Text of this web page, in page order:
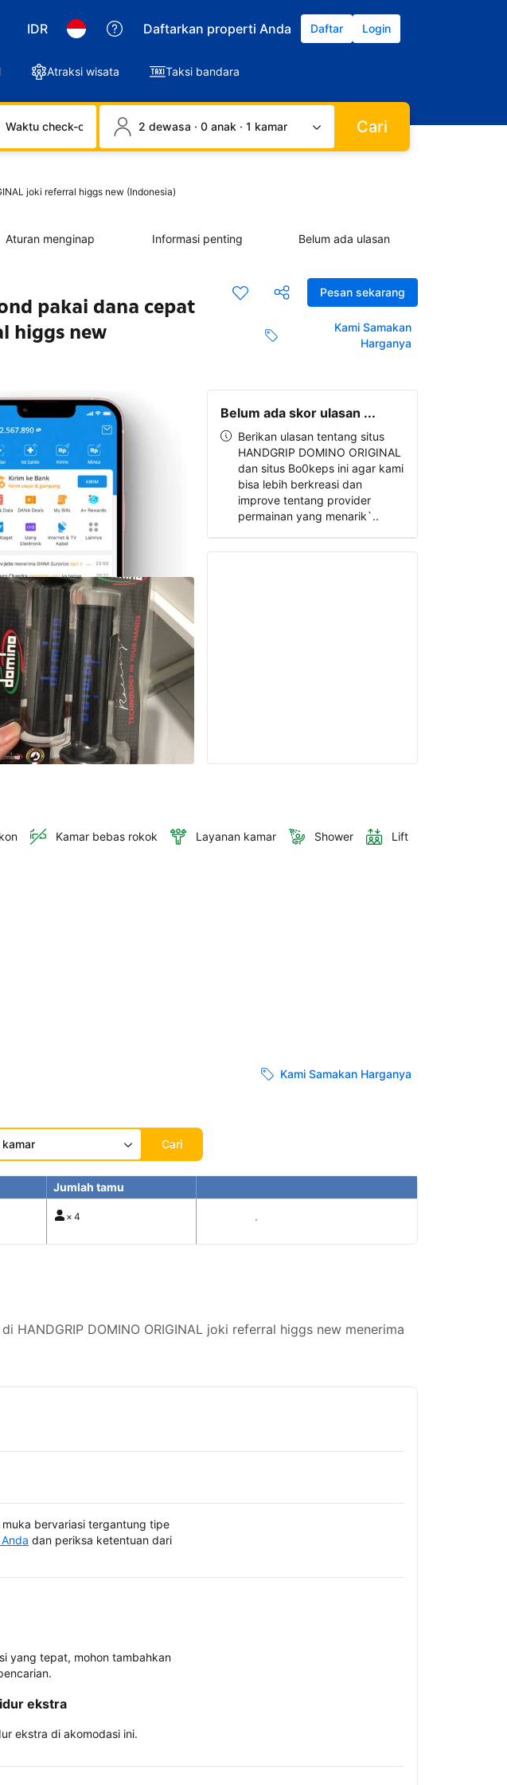
IDR Daftarkan properti Anda Daftar Login
Atraksi wisata Taksi bandara
Waktu check-out 2 dewasa · 0 anak · 1 kamar Cari
joki referral higgs new (Indonesia)
Aturan menginap Informasi penting Belum ada ulasan
Pesan sekarang
Kami Samakan
Harganya
pakai dana cepat
higgs new
Belum ada skor ulasan ...
Berikan ulasan tentang situs
HANDGRIP DOMINO ORIGINAL
dan situs Bo0keps ini agar kami
bisa lebih berkreasi dan
improve tentang provider
permainan yang menarik`..
Kamar bebas rokok Layanan kamar Shower Lift
Kami Samakan Harganya
kamar Cari
Jumlah tamu
× 4 Tampilkan harga
DOMINO ORIGINAL joki referral higgs new menerima
bervariasi tergantung tipe
dan periksa ketentuan dari
yang tepat, mohon tambahkan
ekstra
ekstra di akomodasi ini.